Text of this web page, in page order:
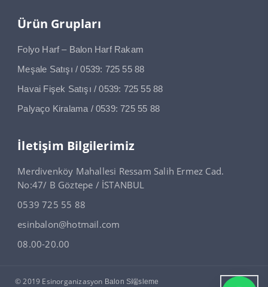
Ürün Grupları
Folyo Harf – Balon Harf Rakam
Meşale Satışı / 0539: 725 55 88
Havai Fişek Satışı / 0539: 725 55 88
Palyaço Kiralama / 0539: 725 55 88
İletişim Bilgilerimiz
Merdivenköy Mahallesi Ressam Salih Ermez Cad.
No:47/ B Göztepe / İSTANBUL
0539 725 55 88
esinbalon@hotmail.com
08.00-20.00
© 2019 Esinorganizasyon Balon S端sleme